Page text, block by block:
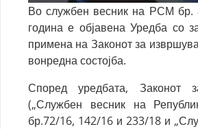
Во службен весник на РСМ бр.
година е објавена Уредба со
примена на Законот за
вонредна состојба.
Според уредбата, Законот
(„Службен весник на
бр.72/16, 142/16 и 233/18 и